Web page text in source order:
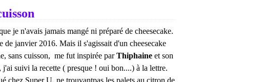
je n'avais jamais mangé ni préparé de cheesecake.
janvier 2016. Mais il s'agissait d'un cheesecake
sans cuisson, me fut inspirée parThiphaine et son
j'ai suivi la recette ( presque ! oui bon....) à la lettre.
chez Super U, ne trouvantpas les palets au citron de